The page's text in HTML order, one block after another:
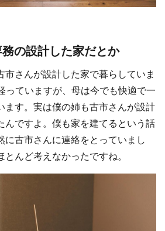
の設計した家だとか
市さんが設計した家で暮らしていま
っていますが、母は今でも快適で一
ます。実は僕の姉も古市さんが設計
んですよ。僕も家を建てるという話
に古市さんに連絡をとっていまし
んど考えなかったですね。